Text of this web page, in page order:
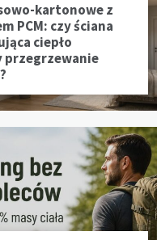
kartonowe z
PCM: czy ściana
ciepło
przegrzewanie